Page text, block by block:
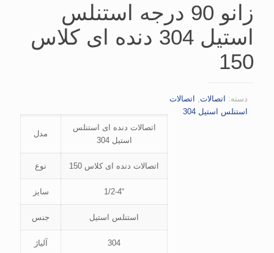
زانو 90 درجه استنلس
استیل 304 دنده ای کلاس
150
اتصالات دنده ای استنلس
استیل 304
مدل
اتصالات دنده ای کلاس 150 نوع
“1/2-4 سایز
استنلس استیل جنس
304 آلیاژ
دسته: اتصالات, اتصالات
استنلس استیل 304